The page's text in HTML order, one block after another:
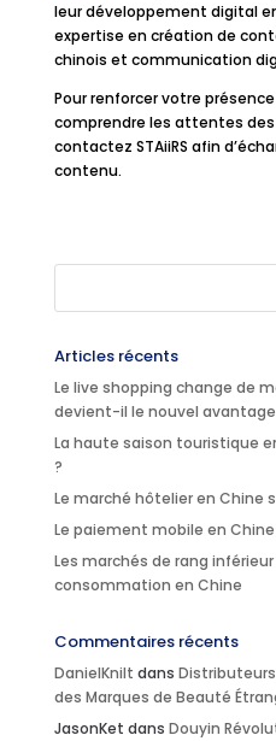
leur développement digital
expertise en création de
chinois et communication
Pour renforcer votre
comprendre les attentes
contactez STAiiRS afin
contenu.
Articles récents
Le live shopping change de
devient-il le nouvel
La haute saison touristique
?
Le marché hôtelier en Chine
Le paiement mobile en
Les marchés de rang
consommation en Chine
Commentaires récents
DanielKnilt dans
des Marques de Beauté
JasonKet dans Douyin